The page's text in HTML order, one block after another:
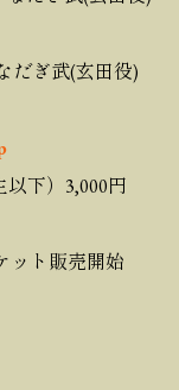
だぎ武(玄田役)
以下）3,000円
ット販売開始